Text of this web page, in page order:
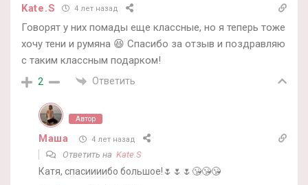
Kate.S 4 лет назад
Говорят у них помады еще классные, но я теперь тоже
хочу тени и румяна 😆 Спасибо за отзыв и поздравляю
с таким классным подарком!
2 Ответить
Автор
Маша 4 лет назад
Ответить на Kate.S
Катя, спасиииибо большое!🌷🌷🌷😘😘😘